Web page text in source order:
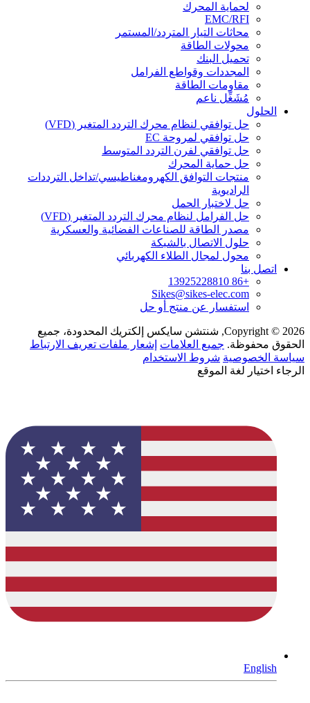
لحماية المحرك
EMC/RFI
محاثات التيار المتردد/المستمر
محولات الطاقة
تحميل البنك
المجددات وقواطع الفرامل
مقاومات الطاقة
مُشَغِّل ناعم
الحلول
حل توافقي لنظام محرك التردد المتغير (VFD)
حل توافقي لمروحة EC
حل توافقي لفرن التردد المتوسط
حل حماية المحرك
منتجات التوافق الكهرومغناطيسي/تداخل الترددات
الراديوية
حل لاختبار الحمل
حل الفرامل لنظام محرك التردد المتغير (VFD)
مصدر الطاقة للصناعات الفضائية والعسكرية
حلول الاتصال بالشبكة
محول لمجال الطلاء الكهربائي
اتصل بنا
+86 13925228810
Sikes@sikes-elec.com
استفسار عن منتج أو حل
Copyright © 2026, شنتشن سايكس إلكتريك المحدودة، جميع
الحقوق محفوظة. جميع العلامات إشعار ملفات تعريف الارتباط
سياسة الخصوصية شروط الاستخدام
الرجاء اختيار لغة الموقع
English